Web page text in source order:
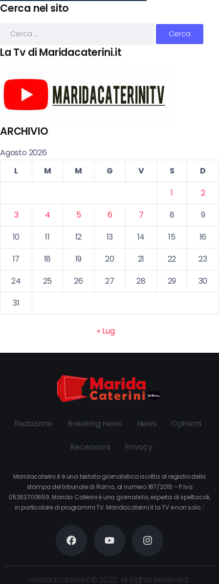
Cerca nel sito
La Tv di Maridacaterini.it
ARCHIVIO
Agosto 2026
L
M M G V S
D
1
2
3
4 5 6 7 8
9
10
11 12 13 14 15
16
17
18 19 20 21 22
23
24
25 26 27 28 29
30
31
« Lug
Redazione Breaking news News Opinioni
Recensioni Privacy
Maridacaterini.it è una testata giornalistica iscritta al registro della
stampa del tribunale di Roma, al numero 187/2015 – P.Iva
05263700659. Marida Caterini è una giornalista, esperta di spettacoli,
in particolare di programmi TV. Maridacaterini.it la TV e non solo…’
maridacaterini.it © 2023. All Rights Reserved.